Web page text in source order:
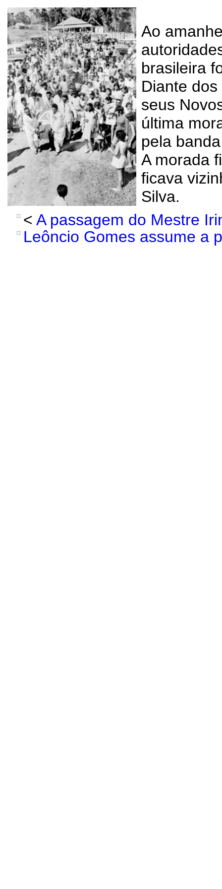
Ao
brasileira
Diante
seus
última
pela
A morada
ficava
Silva.
< A passagem do Mestre
Leôncio Gomes assume a